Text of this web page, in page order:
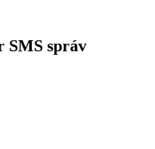
SMS správ